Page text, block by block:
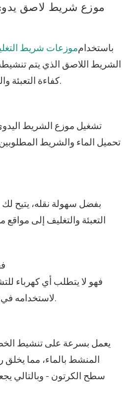
موزع شريط لاصق
باستخدامموزعات شريط
الشريط اللاصق الذي يتم
كفاءة التعبئة والتغليف وتقليل التكاليف.
تشغيل موزع الشريط
تحميل الماء والشريط
بفضل سهولة نقله، يتيح لك
التعبئة والتغليف إلى
فهو لا يتطلب أي كهرباء
لاستخدامه في أي وقت وفي أي مكان.
يعمل بسرعة على تنشيط
المنشط بالماء، مما يخلق
سطح الكرتون - وبالتالي